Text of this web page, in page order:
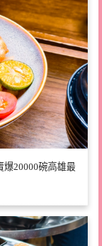
爆20000碗高雄最